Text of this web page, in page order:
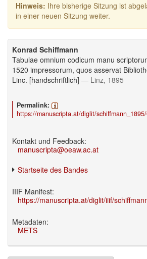
Hinweis: Ihre bisherige Sitzung ist
in einer neuen Sitzung weiter.
Konrad Schiffmann
Tabulae omnium codicum manu
1520 impressorum, quos asservat
Linc. [handschriftlich] — Linz, 1895
Permalink:
https://manuscripta.at/diglit/
Kontakt und Feedback:
manuscripta@oeaw.ac.at
Startseite des Bandes
IIIF Manifest:
https://manuscripta.at/diglit/iiif/
Metadaten:
METS